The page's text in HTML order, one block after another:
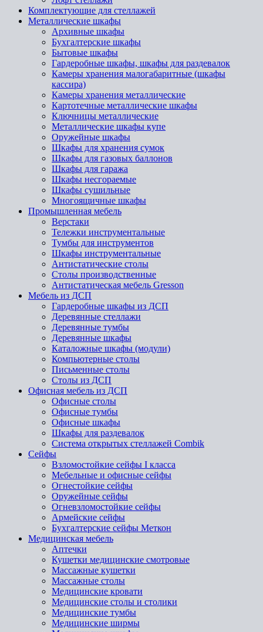
Комплектующие для стеллажей
Металлические шкафы
Архивные шкафы
Бухгалтерские шкафы
Бытовые шкафы
Гардеробные шкафы, шкафы для раздевалок
Камеры хранения малогабаритные (шкафы
кассира)
Камеры хранения металлические
Картотечные металлические шкафы
Ключницы металлические
Металлические шкафы купе
Оружейные шкафы
Шкафы для хранения сумок
Шкафы для газовых баллонов
Шкафы для гаража
Шкафы несгораемые
Шкафы сушильные
Многоящичные шкафы
Промышленная мебель
Верстаки
Тележки инструментальные
Тумбы для инструментов
Шкафы инструментальные
Антистатические столы
Столы производственные
Антистатическая мебель Gresson
Мебель из ДСП
Гардеробные шкафы из ДСП
Деревянные стеллажи
Деревянные тумбы
Деревянные шкафы
Каталожные шкафы (модули)
Компьютерные столы
Письменные столы
Столы из ДСП
Офисная мебель из ДСП
Офисные столы
Офисные тумбы
Офисные шкафы
Шкафы для раздевалок
Система открытых стеллажей Combik
Сейфы
Взломостойкие сейфы I класса
Мебельные и офисные сейфы
Огнестойкие сейфы
Оружейные сейфы
Огневзломостойкие сейфы
Армейские сейфы
Бухгалтерские сейфы Меткон
Медицинская мебель
Аптечки
Кушетки медицинские смотровые
Массажные кушетки
Массажные столы
Медицинские кровати
Медицинские столы и столики
Медицинские тумбы
Медицинские ширмы